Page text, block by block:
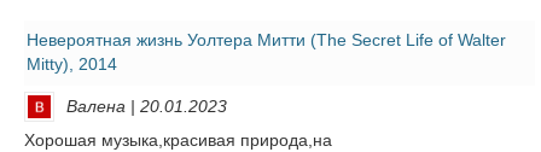
Невероятная жизнь Уолтера Митти (The Secret Life of Walter
Mitty), 2014
Валена | 20.01.2023
Хорошая музыка,красивая природа,на